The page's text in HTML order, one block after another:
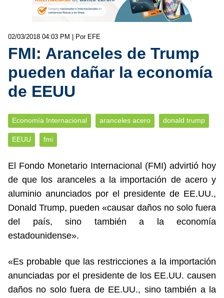
02/03/2018 04:03 PM | Por EFE
FMI: Aranceles de Trump
pueden dañar la economía
de EEUU
Economía Internacional aranceles acero donald trump
EEUU fmi
El Fondo Monetario Internacional (FMI) advirtió hoy
de que los aranceles a la importación de acero y
aluminio anunciados por el presidente de EE.UU.,
Donald Trump, pueden «causar daños no solo fuera
del país, sino también a la economía
estadounidense».
«Es probable que las restricciones a la importación
anunciadas por el presidente de los EE.UU. causen
daños no solo fuera de EE.UU., sino también a la